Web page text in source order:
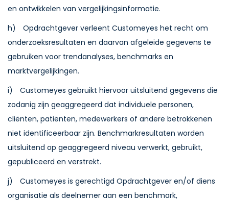
en ontwikkelen van vergelijkingsinformatie.
h) Opdrachtgever verleent Customeyes het recht om
onderzoeksresultaten en daarvan afgeleide gegevens te
gebruiken voor trendanalyses, benchmarks en
marktvergelijkingen.
i) Customeyes gebruikt hiervoor uitsluitend gegevens die
zodanig zijn geaggregeerd dat individuele personen,
cliënten, patiënten, medewerkers of andere betrokkenen
niet identificeerbaar zijn. Benchmarkresultaten worden
uitsluitend op geaggregeerd niveau verwerkt, gebruikt,
gepubliceerd en verstrekt.
j) Customeyes is gerechtigd Opdrachtgever en/of diens
organisatie als deelnemer aan een benchmark,